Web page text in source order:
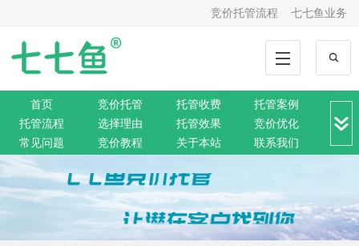
竞价托管流程 七七鱼业务
首页 竞价托管 托管收费
托管案例
托管流程
选择理由 托管效果
竞价优化
常见问题
竞价教程 关于本站
联系我们
竞价转化
网站托管
360托管 神马托管
微信托管
搜索资讯 网络营销
SEO排名